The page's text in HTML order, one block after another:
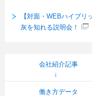
【対面・WEBハイブ
灰を知れる説明会！
会社紹介記事
働き方データ